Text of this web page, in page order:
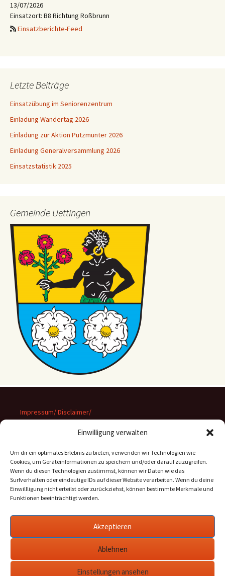
Einwilligung verwalten
Um dir ein optimales Erlebnis zu bieten, verwenden wir Technologien wie
Cookies, um Geräteinformationen zu speichern und/oder darauf zuzugreifen.
Wenn du diesen Technologien zustimmst, können wir Daten wie das
Surfverhalten oder eindeutige IDs auf dieser Website verarbeiten. Wenn du deine
Einwillligung nicht erteilst oder zurückziehst, können bestimmte Merkmale und
Funktionen beeinträchtigt werden.
Akzeptieren
Ablehnen
Einstellungen ansehen
13/07/2026
Einsatzort: B8 Richtung Roßbrunn
Einsatzberichte-Feed
Letzte Beiträge
Einsatzübung im Seniorenzentrum
Einladung Wandertag 2026
Einladung zur Aktion Putzmunter 2026
Einladung Generalversammlung 2026
Einsatzstatistik 2025
Gemeinde Uettingen
Impressum/ Disclaimer/
Datenschutz
Suchen
nach: